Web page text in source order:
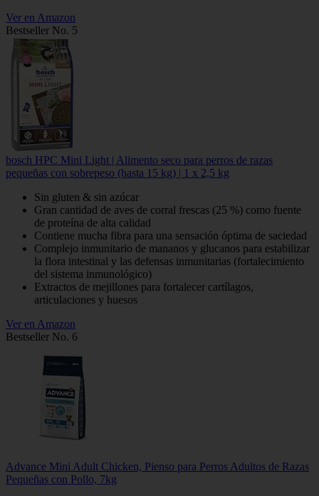
Ver en Amazon
Bestseller No. 5
bosch HPC Mini Light | Alimento seco para perros de razas
pequeñas con sobrepeso (hasta 15 kg) | 1 x 2,5 kg
Sin gluten & sin azúcar
Gran cantidad de aves de corral frescas (25 %) como fuente
de proteína de alta calidad
Contiene mucha fibra para una sensación óptima de saciedad
Complejo inmunitario de mananos y glucanos para estabilizar
la flora intestinal y las defensas inmunitarias (fortalecimiento
del sistema inmunológico)
Extractos de mejillones para fortalecer cartílagos,
articulaciones y huesos
Ver en Amazon
Bestseller No. 6
Advance Mini Adult Chicken, Pienso para Perros Adultos de Razas
Pequeñas con Pollo, 7kg